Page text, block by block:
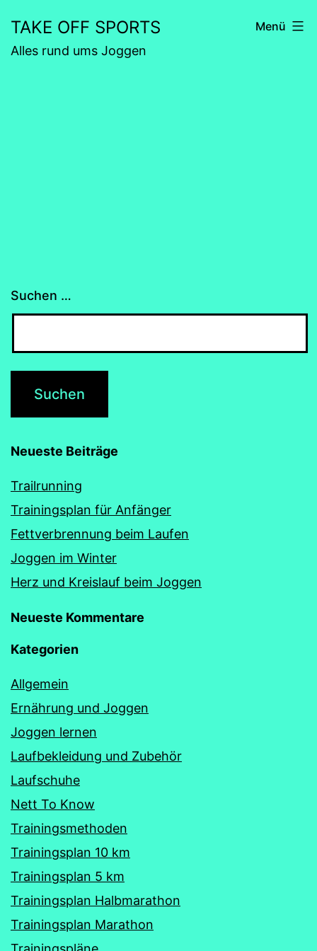
Inhalt
springen
TAKE OFF SPORTS
Alles rund ums Joggen
Menü
Suchen …
Neueste Beiträge
Trailrunning
Trainingsplan für Anfänger
Fettverbrennung beim Laufen
Joggen im Winter
Herz und Kreislauf beim Joggen
Neueste Kommentare
Kategorien
Allgemein
Ernährung und Joggen
Joggen lernen
Laufbekleidung und Zubehör
Laufschuhe
Nett To Know
Trainingsmethoden
Trainingsplan 10 km
Trainingsplan 5 km
Trainingsplan Halbmarathon
Trainingsplan Marathon